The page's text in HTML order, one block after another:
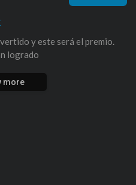
y este será el premio.
logrado
more